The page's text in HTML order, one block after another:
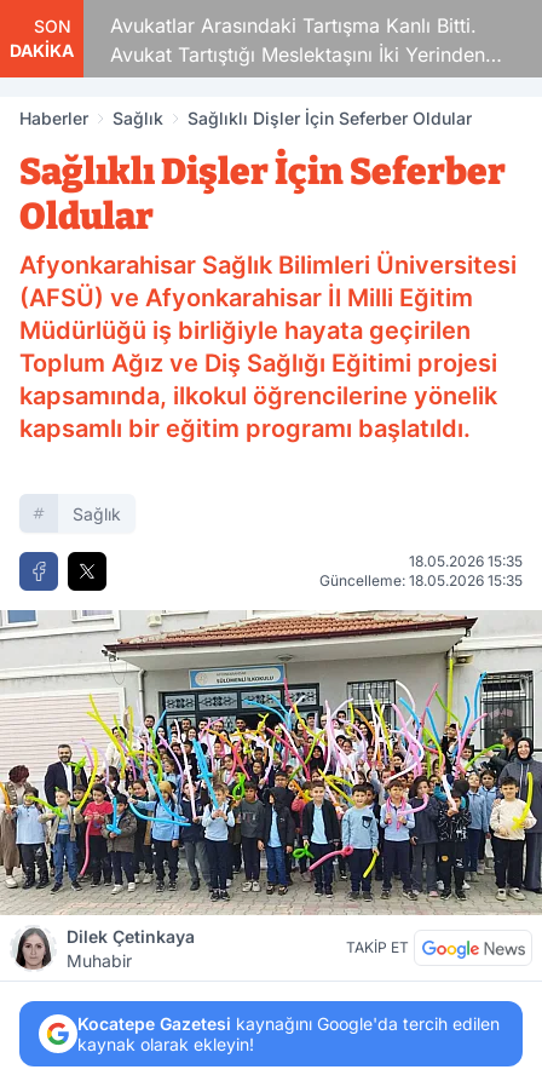
SON
DAKİKA
Avukatlar Arasındaki Tartışma Kanlı Bitti.
Avukat Tartıştığı Meslektaşını İki Yerinden
Vurdu
Haberler Sağlık Sağlıklı Dişler İçin Seferber Oldular
Sağlıklı Dişler İçin Seferber
Oldular
Afyonkarahisar Sağlık Bilimleri Üniversitesi
(AFSÜ) ve Afyonkarahisar İl Milli Eğitim
Müdürlüğü iş birliğiyle hayata geçirilen
Toplum Ağız ve Diş Sağlığı Eğitimi projesi
kapsamında, ilkokul öğrencilerine yönelik
kapsamlı bir eğitim programı başlatıldı.
Sağlık
18.05.2026 15:35
Güncelleme: 18.05.2026 15:35
Dilek Çetinkaya
Muhabir
TAKİP ET
Kocatepe Gazetesi kaynağını Google'da tercih edilen
kaynak olarak ekleyin!